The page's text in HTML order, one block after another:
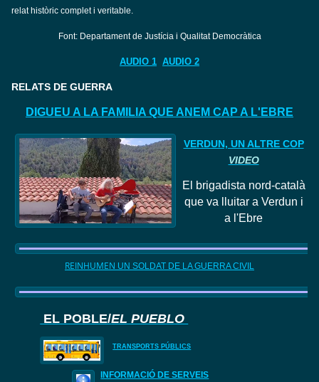
relat històric complet i veritable.
Font: Departament de Justícia i Qualitat Democràtica
AUDIO 1 AUDIO 2
RELATS DE GUERRA
DIGUEU A LA FAMILIA QUE ANEM CAP A L'EBRE
VERDUN, UN ALTRE COP
VIDEO
El brigadista nord-català
que va lluitar a Verdun i
a l'Ebre
REINHUMEN UN SOLDAT DE LA GUERRA CIVIL
EL POBLE/EL PUEBLO
TRANSPORTS PÚBLICS
INFORMACIÓ DE SERVEIS